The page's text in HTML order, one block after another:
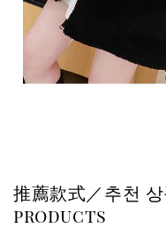
推薦款式／추천
products